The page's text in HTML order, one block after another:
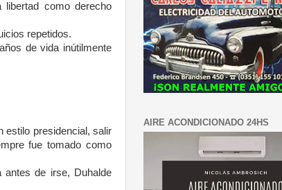
como derecho
repetidos.
de vida inútilmente
estilo presidencial, salir
fue tomado como
antes de irse, Duhalde
AIRE ACONDICIONADO 24HS